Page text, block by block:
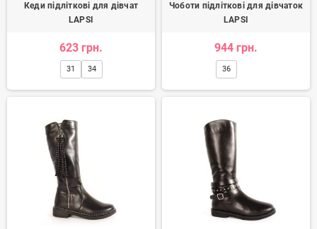
Кеди підліткові для дівчат
LAPSI
623 грн.
31 34
Чоботи підліткові для дівчаток
LAPSI
944 грн.
36